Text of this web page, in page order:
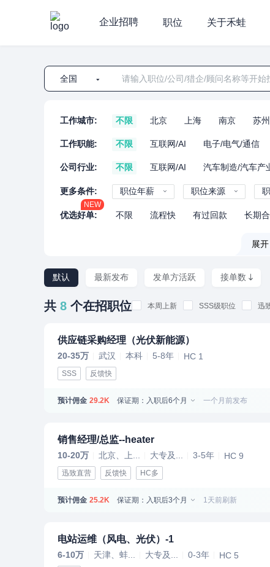
企业招聘 职位 关于禾蛙
全国
工作城市: 不限 北京 上海 南京 苏州
工作职能: 不限 互联网/AI 电子/电气/通信
公司行业: 不限 互联网/AI 汽车制造/汽车产
更多条件: 职位年薪 职位来源
优选好单:
NEW
不限 流程快 有过回款 长期
展
默认 最新发布 发单方活跃 接单数
共 8 个在招职位 本周上新 SSS级职位 迅
供应链采购经理（光伏新能源）
20-35万 武汉 本科 5-8年 HC 1
SSS 反馈快
预计佣金 29.2K 保证期：入职后6个月 一个月前发布
销售经理/总监--heater
10-20万 北京、上... 大专及... 3-5年 HC 9
迅致直营 反馈快 HC多
预计佣金 25.2K 保证期：入职后3个月 1天前刷新
电站运维（风电、光伏）-1
6-10万 天津、蚌... 大专及... 0-3年 HC 5